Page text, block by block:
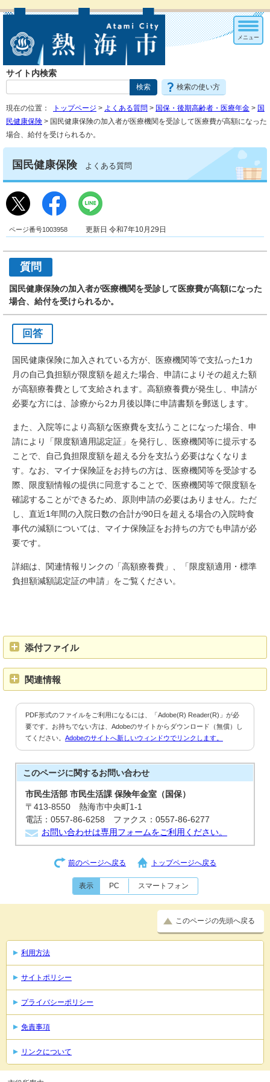
サイト内検索
検索の使い方
メニュー
現在の位置： トップページ > よくある質問 > 国保・後期高齢者・医療年金 > 国
民健康保険 > 国民健康保険の加入者が医療機関を受診して医療費が高額になった
場合、給付を受けられるか。
国民健康保険よくある質問
ページ番号1003958 更新日 令和7年10月29日
質問
国民健康保険の加入者が医療機関を受診して医療費が高額になった
場合、給付を受けられるか。
回答
国民健康保険に加入されている方が、医療機関等で支払った1カ
月の自己負担額が限度額を超えた場合、申請によりその超えた額
が高額療養費として支給されます。高額療養費が発生し、申請が
必要な方には、診療から2カ月後以降に申請書類を郵送します。
また、入院等により高額な医療費を支払うことになった場合、申
請により「限度額適用認定証」を発行し、医療機関等に提示する
ことで、自己負担限度額を超える分を支払う必要はなくなりま
す。なお、マイナ保険証をお持ちの方は、医療機関等を受診する
際、限度額情報の提供に同意することで、医療機関等で限度額を
確認することができるため、原則申請の必要はありません。ただ
し、直近1年間の入院日数の合計が90日を超える場合の入院時食
事代の減額については、マイナ保険証をお持ちの方でも申請が必
要です。
詳細は、関連情報リンクの「高額療養費」、「限度額適用・標準
負担額減額認定証の申請」をご覧ください。
添付ファイル
関連情報
PDF形式のファイルをご利用になるには、「Adobe(R) Reader(R)」が必
要です。お持ちでない方は、Adobeのサイトからダウンロード（無償）し
てください。 Adobeのサイトへ新しいウィンドウでリンクします。
このページに関するお問い合わせ
市民生活部 市民生活課 保険年金室（国保）
〒413-8550 熱海市中央町1-1
電話：0557-86-6258 ファクス：0557-86-6277
お問い合わせは専用フォームをご利用ください。
前のページへ戻る トップページへ戻る
表示 PC スマートフォン
このページの先頭へ戻る
利用方法
サイトポリシー
プライバシーポリシー
免責事項
リンクについて